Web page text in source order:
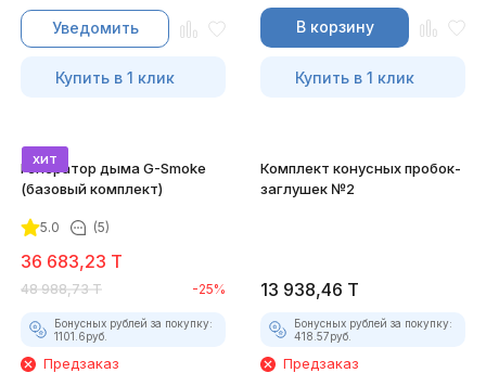
Уведомить
Купить в 1 клик
В корзину
Купить в 1 клик
хит
Генератор дыма G-Smoke
(базовый комплект)
5.0 (5)
36 683,23 T
48 988,73 T -25%
Бонусных рублей за покупку:
1101.6руб.
Предзаказ
Комплект конусных пробок-
заглушек №2
13 938,46 T
Бонусных рублей за покупку:
418.57руб.
Предзаказ